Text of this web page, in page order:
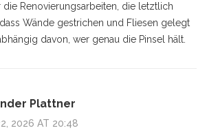
die Renovierungsarbeiten, die letztlich
Wände gestrichen und Fliesen gelegt
davon, wer genau die Pinsel hält.
Plattner
2026 AT 20:48